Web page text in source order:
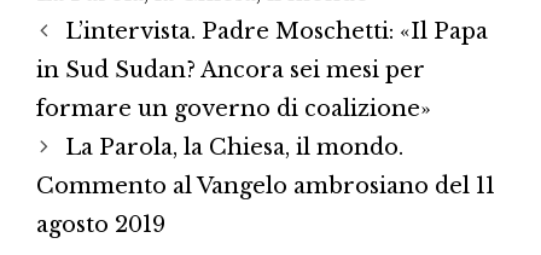
L’intervista. Padre Moschetti: «Il Papa
in Sud Sudan? Ancora sei mesi per
formare un governo di coalizione»
La Parola, la Chiesa, il mondo.
Commento al Vangelo ambrosiano del 11
agosto 2019